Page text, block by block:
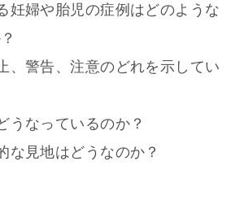
妊婦や胎児の症例はどのような
、警告、注意のどれを示してい
うなっているのか？
な見地はどうなのか？